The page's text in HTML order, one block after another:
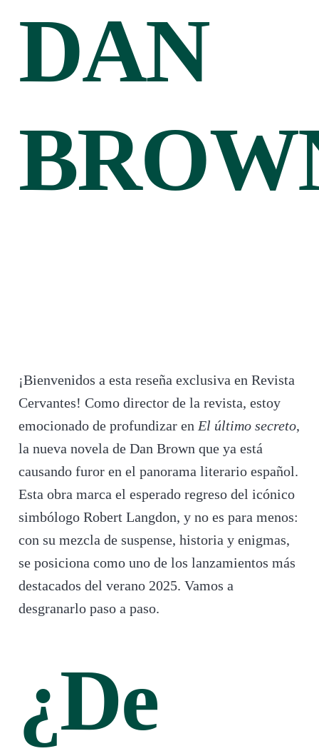
DAN
¡Bienvenidos a esta reseña exclusiva en Revista
Cervantes! Como director de la revista, estoy
emocionado de profundizar en El último secreto,
la nueva novela de Dan Brown que ya está
causando furor en el panorama literario español.
Esta obra marca el esperado regreso del icónico
simbólogo Robert Langdon, y no es para menos:
con su mezcla de suspense, historia y enigmas,
se posiciona como uno de los lanzamientos más
destacados del verano 2025. Vamos a
desgranarlo paso a paso.
¿De